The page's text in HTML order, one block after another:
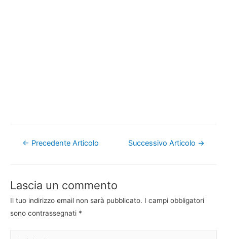
Navigazione
← Precedente Articolo Successivo Articolo →
Lascia un commento
Il tuo indirizzo email non sarà pubblicato. I campi obbligatori
sono contrassegnati *